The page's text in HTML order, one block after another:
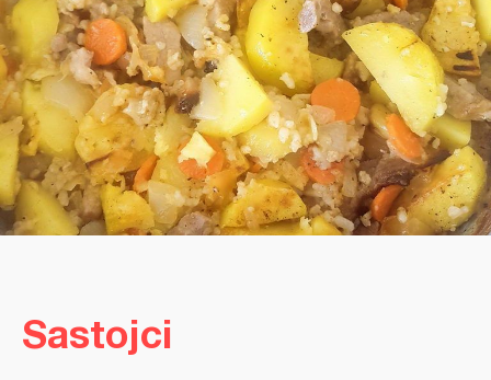
Sastojci